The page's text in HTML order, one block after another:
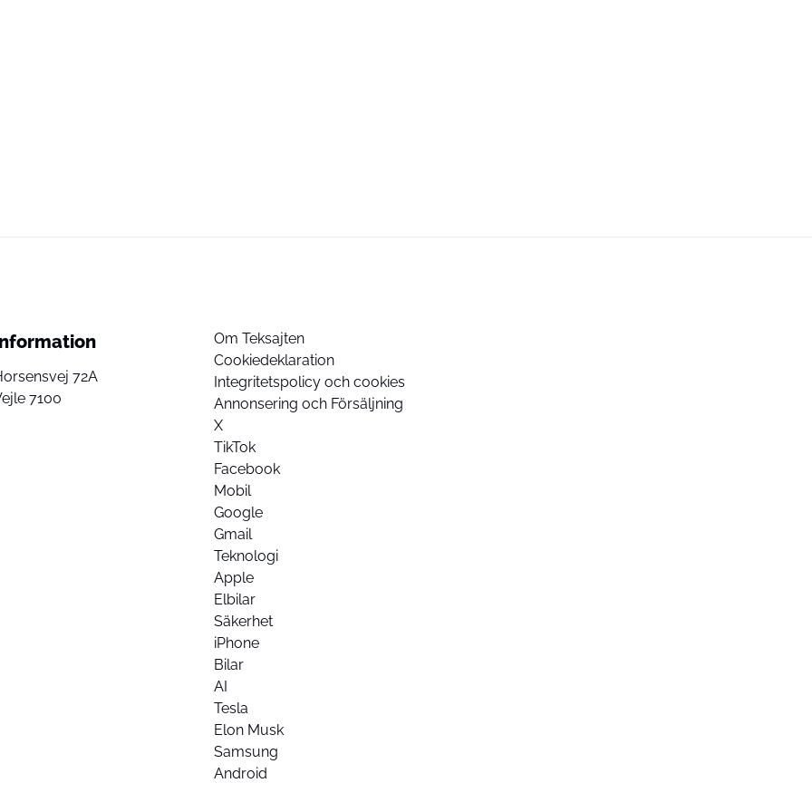
72A
7100
Om Teksajten
Cookiedeklaration
Integritetspolicy och cookies
Annonsering och Försäljning
X
TikTok
Facebook
Mobil
Google
Gmail
Teknologi
Apple
Elbilar
Säkerhet
iPhone
Bilar
AI
Tesla
Elon Musk
Samsung
Android